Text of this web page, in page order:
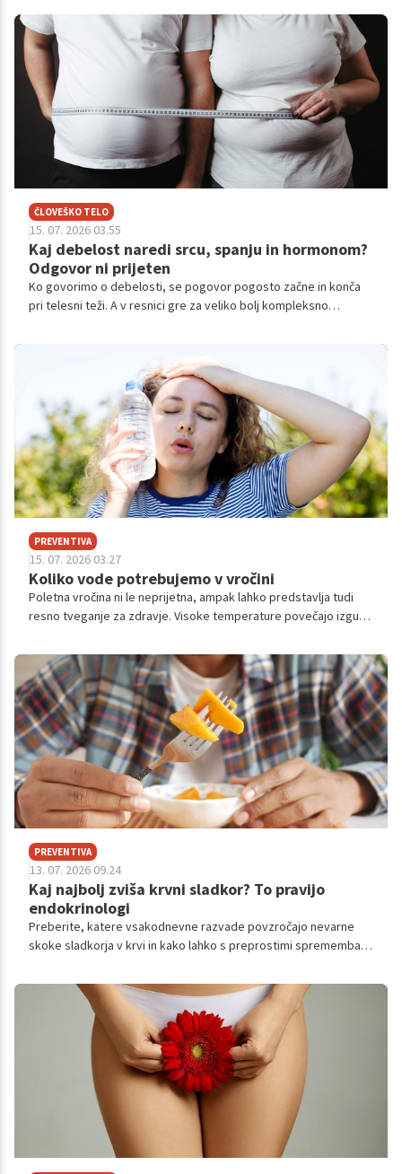
stvari. Kakšna je razlika med njimi in zakaj jim namenjamo vse
več pozornosti?
ČLOVEŠKO TELO
15. 07. 2026 03.55
Kaj debelost naredi srcu, spanju in hormonom?
Odgovor ni prijeten
Ko govorimo o debelosti, se pogovor pogosto začne in konča
pri telesni teži. A v resnici gre za veliko bolj kompleksno
presnovo, hormone, spanec in celo na to, kako se počutimo čez
PREVENTIVA
15. 07. 2026 03.27
Koliko vode potrebujemo v vročini
Poletna vročina ni le neprijetna, ampak lahko predstavlja tudi
resno tveganje za zdravje. Visoke temperature povečajo izgubo
koliko vode pravzaprav potrebujemo, ko termometer preseže
30 stopinj Celzija?
PREVENTIVA
13. 07. 2026 09.24
Kaj najbolj zviša krvni sladkor? To pravijo
endokrinologi
Preberite, katere vsakodnevne razvade povzročajo nevarne
skoke sladkorja v krvi in kako lahko s preprostimi spremembami